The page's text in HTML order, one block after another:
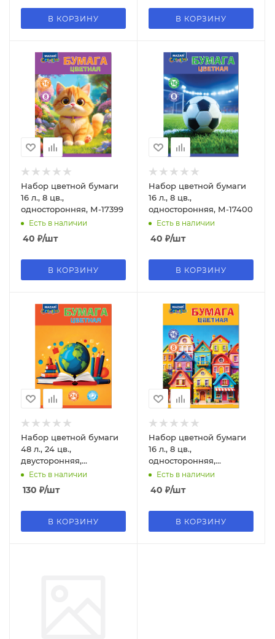
В КОРЗИНУ В КОРЗИНУ
Набор цветной бумаги
16 л., 8 цв.,
односторонняя, М-17399
Есть в наличии
40 ₽/шт
В КОРЗИНУ
Набор цветной бумаги
16 л., 8 цв.,
односторонняя, М-17400
Есть в наличии
40 ₽/шт
В КОРЗИНУ
Набор цветной бумаги
48 л., 24 цв.,
двусторонняя,
крепление - скоба,
М-17406
Есть в наличии
130 ₽/шт
В КОРЗИНУ
Набор цветной бумаги
16 л., 8 цв.,
односторонняя,
крепление - скоба,
М-17398
Есть в наличии
40 ₽/шт
В КОРЗИНУ